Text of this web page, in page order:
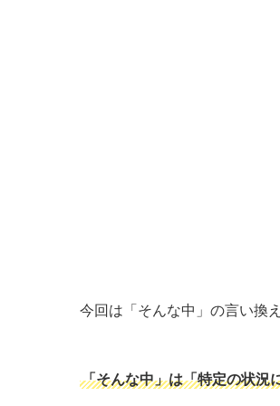
今回は「そんな中」の言い換
「そんな中」は「特定の状況